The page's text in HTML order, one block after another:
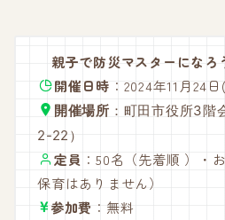
親子で防災マスターになろ
開催日時 ：2024年11月24
開催場所 ：町田市役所3階
2-22）
定員 ：50名（先着順 ）・
保育はありません）
参加費 ：無料